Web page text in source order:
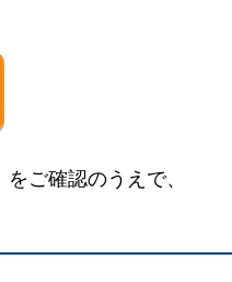
をご確認のうえで、